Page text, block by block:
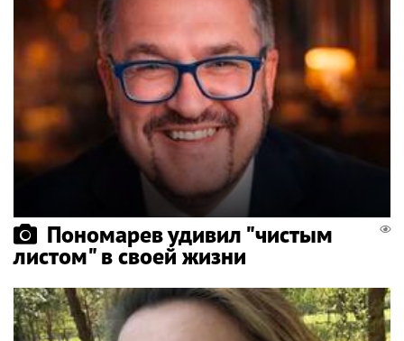
Пономарев удивил "чистым
листом" в своей жизни